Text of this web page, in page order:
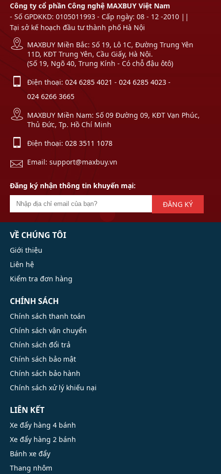
Công ty cổ phần Công nghệ MAXBUY Việt Nam
- Số GPDKKD: 0105011993 - Cấp ngày: 08 - 12 -2010 ||
Tại sở kế hoạch đầu tư thành phố Hà Nội
MAXBUY Miền Bắc: Số 19, Lô 1C, Đường Trung Yên
11D, KĐT Trung Yên, Cầu Giấy, Hà Nội.
(Số 19, Ngõ 40, Trung Kính - Có chỗ đậu ôtô)
Điện thoại: 024 6285 4021 - 024 6285 4023 -
024 6266 3665
MAXBUY Miền Nam: Số 09 Đường 09, KĐT Vạn Phúc,
Thủ Đức, Tp. Hồ Chí Minh
Điện thoại: 028 3511 1078
Email: support@maxbuy.vn
Đăng ký nhận thông tin khuyến mại:
ĐĂNG KÝ
VỀ CHÚNG TÔI
Giới thiệu
Liên hệ
Kiểm tra đơn hàng
CHÍNH SÁCH
Chính sách thanh toán
Chính sách vận chuyển
Chính sách đổi trả
Chính sách bảo mật
Chính sách bảo hành
Chính sách xử lý khiếu nại
LIÊN KẾT
Xe đẩy hàng 4 bánh
Xe đẩy hàng 2 bánh
Bánh xe đẩy
Thang nhôm